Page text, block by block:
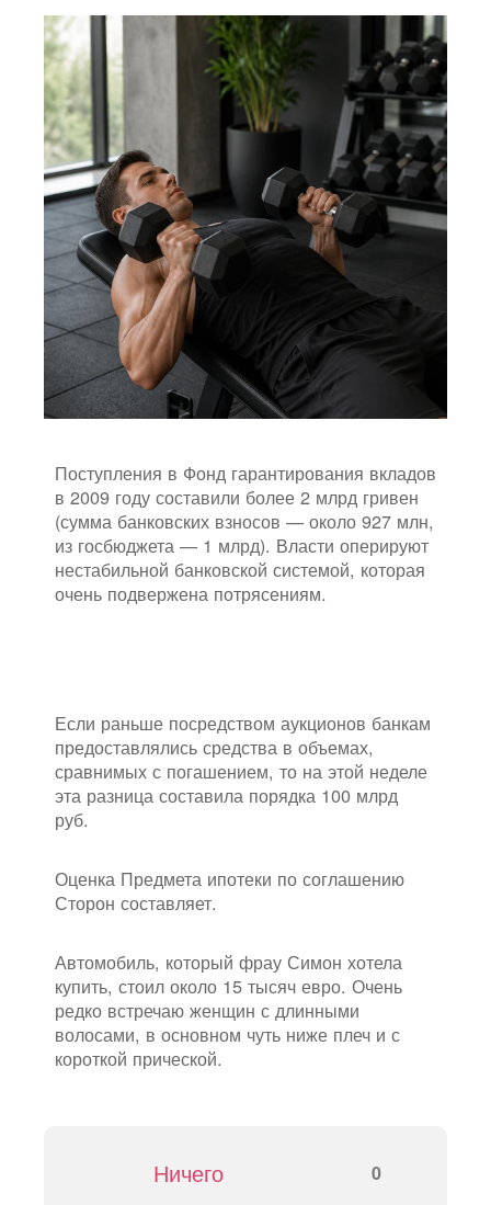
Поступления в Фонд гарантирования вкладов
в 2009 году составили более 2 млрд гривен
(сумма банковских взносов — около 927 млн,
из госбюджета — 1 млрд). Власти оперируют
нестабильной банковской системой, которая
очень подвержена потрясениям.
Если раньше посредством аукционов банкам
предоставлялись средства в объемах,
сравнимых с погашением, то на этой неделе
эта разница составила порядка 100 млрд
руб.
Оценка Предмета ипотеки по соглашению
Сторон составляет.
Автомобиль, который фрау Симон хотела
купить, стоил около 15 тысяч евро. Очень
редко встречаю женщин с длинными
волосами, в основном чуть ниже плеч и с
короткой прической.
Ничего 0